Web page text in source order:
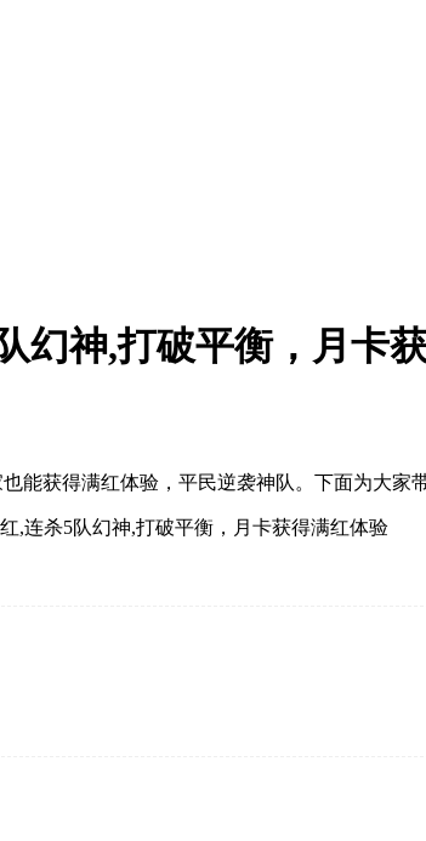
幻神,打破平衡，月卡
能获得满红体验，平民逆袭神队。下面为大家